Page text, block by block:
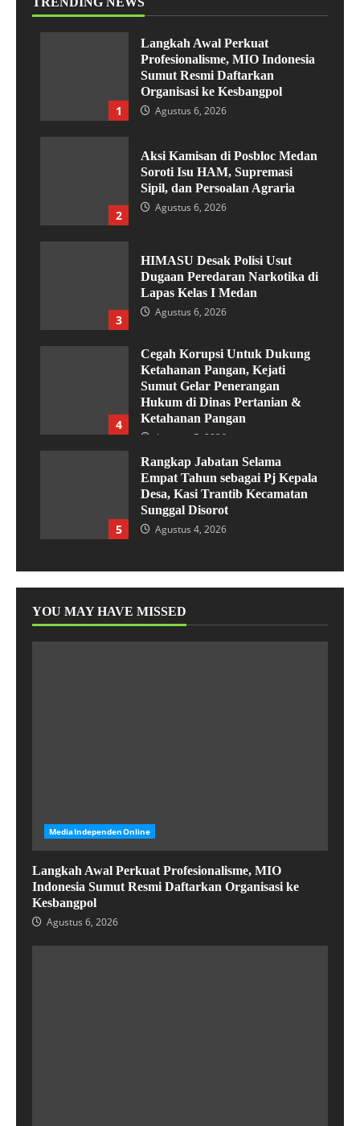
1
Langkah Awal Perkuat
Profesionalisme, MIO Indonesia
Sumut Resmi Daftarkan
Organisasi ke Kesbangpol
Agustus 6, 2026
2
Aksi Kamisan di Posbloc Medan
Soroti Isu HAM, Supremasi
Sipil, dan Persoalan Agraria
Agustus 6, 2026
3
HIMASU Desak Polisi Usut
Dugaan Peredaran Narkotika di
Lapas Kelas I Medan
Agustus 6, 2026
4
Cegah Korupsi Untuk Dukung
Ketahanan Pangan, Kejati
Sumut Gelar Penerangan
Hukum di Dinas Pertanian &
Ketahanan Pangan
Agustus 5, 2026
5
Rangkap Jabatan Selama
Empat Tahun sebagai Pj Kepala
Desa, Kasi Trantib Kecamatan
Sunggal Disorot
Agustus 4, 2026
YOU MAY HAVE MISSED
MediaIndependenOnline
Langkah Awal Perkuat Profesionalisme, MIO
Indonesia Sumut Resmi Daftarkan Organisasi ke
Kesbangpol
Agustus 6, 2026